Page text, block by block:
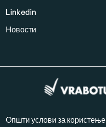
Linkedin
Новости
Општи услови за користење